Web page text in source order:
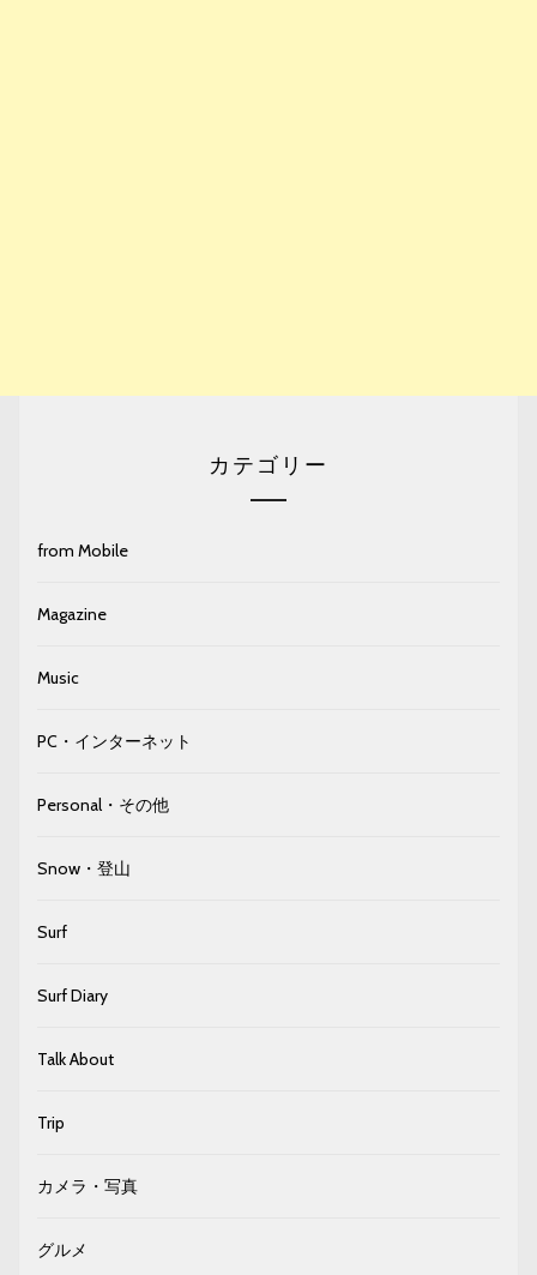
カテゴリー
from Mobile
Magazine
Music
PC・インターネット
Personal・その他
Snow・登山
Surf
Surf Diary
Talk About
Trip
カメラ・写真
グルメ